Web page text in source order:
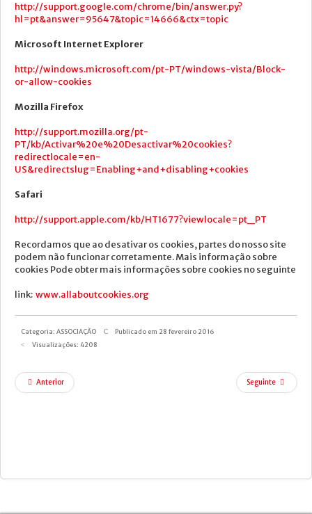
http://support.google.com/chrome/bin/answer.py?
hl=pt&answer=95647&topic=14666&ctx=topic
Microsoft Internet Explorer
http://windows.microsoft.com/pt-PT/windows-vista/Block-
or-allow-cookies
Mozilla Firefox
http://support.mozilla.org/pt-
PT/kb/Activar%20e%20Desactivar%20cookies?
redirectlocale=en-
US&redirectslug=Enabling+and+disabling+cookies
Safari
http://support.apple.com/kb/HT1677?viewlocale=pt_PT
Recordamos que ao desativar os cookies, partes do nosso site
podem não funcionar corretamente. Mais informação sobre
cookies Pode obter mais informações sobre cookies no seguinte
link: www.allaboutcookies.org
Categoria: ASSOCIAÇÃO
Publicado em 28 fevereiro 2016
Visualizações: 4208
Anterior Seguinte